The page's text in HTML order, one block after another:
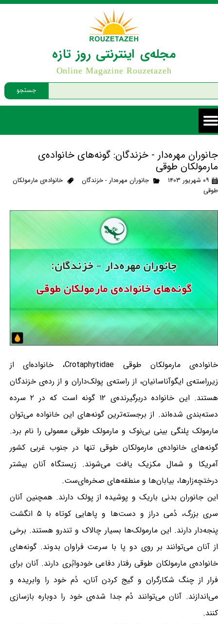
جستجو
مجله‌ی اینترنتی روز تازه
Online Magazine Rouzetazeh
جانوران مهره‌دار - خزندگان: گونه‌های خانواده‌ی
مارمولکان طوقی
۰۹ شهریور ۱۴۰۳ جانوران مهره‌دار - خزندگان
خانواده‌ی مارمولکان
طوقی
خانواده‌ی مارمولکان طوقی Crotaphytidae، خانواده‌ای از
زیرراسته‌ی ایگوآناسانیان، از راسته‌ی پولک‌داران و از رده‌ی خزندگان
هستند. این خانواده دربرگیرنده‌ی ۱۲ گونه است که در ۲ سرده
دسته‌بندی شده‌اند. از برجسته‌ترین گونه‌های این خانواده می‌توان
مارمولک پلنگی بینی بی‌نوک و مارمولک طوقی معمولی را نام برد.
گونه‌های خانواده‌ی مارمولکان طوقی تنها در جنوب غربی کشور
آمریکا و شمال مکزیک یافت می‌شوند. زیستگاه آنان بیشتر
درختچه‌زارها، بیابان‌ها و منطقه‌های صخره‌ای‌ست.
این جانوران بدنی باریک و پوشیده از پولک دارند. همچنین آنان
سری بزرگ، دُمی دراز و دست‌ها و پاهایی کوتاه با ۵ انگشت
پنجه‌دار دارند. این مارمولک‌ها بسیار چالاک و تندرو هستند. برخی
از آنان می‌توانند بر روی دو پا با سرعت فراوان بدوند. گونه‌های
خانواده‌ی مارمولکان طوقی رفتار دفاعی خودوابُری دارند. آنان برای
فرار از چنگ شکارگران و گیج کردن آنان، دُم خود را وابریده و
می‌اندازند. آنان می‌توانند دُم جدا شده‌ی خود را دوباره بازسازی
کنند.